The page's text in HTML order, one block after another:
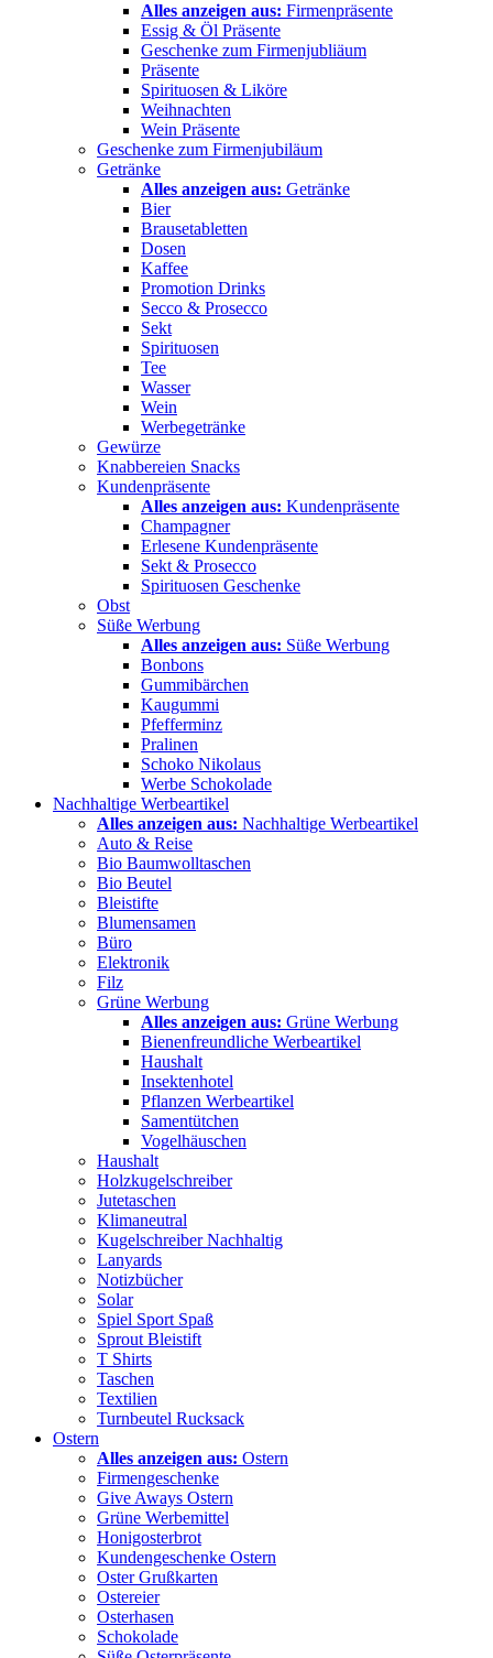
Alles anzeigen aus: Firmenpräsente
Essig & Öl Präsente
Geschenke zum Firmenjubliäum
Präsente
Spirituosen & Liköre
Weihnachten
Wein Präsente
Geschenke zum Firmenjubiläum
Getränke
Alles anzeigen aus: Getränke
Bier
Brausetabletten
Dosen
Kaffee
Promotion Drinks
Secco & Prosecco
Sekt
Spirituosen
Tee
Wasser
Wein
Werbegetränke
Gewürze
Knabbereien Snacks
Kundenpräsente
Alles anzeigen aus: Kundenpräsente
Champagner
Erlesene Kundenpräsente
Sekt & Prosecco
Spirituosen Geschenke
Obst
Süße Werbung
Alles anzeigen aus: Süße Werbung
Bonbons
Gummibärchen
Kaugummi
Pfefferminz
Pralinen
Schoko Nikolaus
Werbe Schokolade
Nachhaltige Werbeartikel
Alles anzeigen aus: Nachhaltige Werbeartikel
Auto & Reise
Bio Baumwolltaschen
Bio Beutel
Bleistifte
Blumensamen
Büro
Elektronik
Filz
Grüne Werbung
Alles anzeigen aus: Grüne Werbung
Bienenfreundliche Werbeartikel
Haushalt
Insektenhotel
Pflanzen Werbeartikel
Samentütchen
Vogelhäuschen
Haushalt
Holzkugelschreiber
Jutetaschen
Klimaneutral
Kugelschreiber Nachhaltig
Lanyards
Notizbücher
Solar
Spiel Sport Spaß
Sprout Bleistift
T Shirts
Taschen
Textilien
Turnbeutel Rucksack
Ostern
Alles anzeigen aus: Ostern
Firmengeschenke
Give Aways Ostern
Grüne Werbemittel
Honigosterbrot
Kundengeschenke Ostern
Oster Grußkarten
Ostereier
Osterhasen
Schokolade